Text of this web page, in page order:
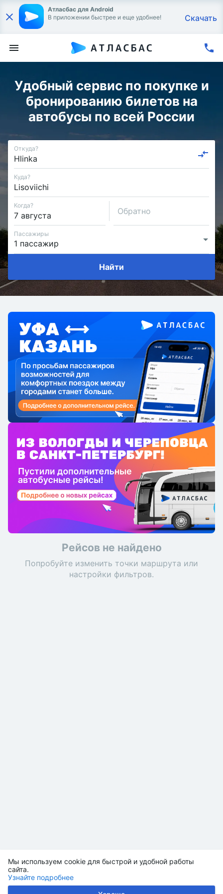
Мы используем cookie для быстрой и удобной работы
сайта.
Узнайте подробнее
Атласбас для Android
В приложении быстрее и еще удобнее!
Скачать
Удобный сервис по покупке и
бронированию билетов на
автобусы по всей России
Откуда?
Куда?
Когда?
Обратно
Пассажиры
Найти
Рейсов не найдено
Попробуйте изменить точки маршрута или
настройки фильтров.